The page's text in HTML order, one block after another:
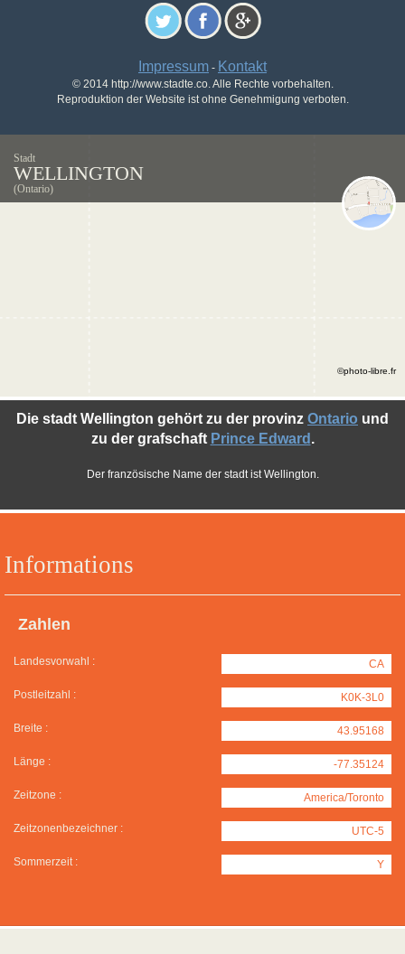
Impressum - Kontakt
© 2014 http://www.stadte.co. Alle Rechte vorbehalten.
Reproduktion der Website ist ohne Genehmigung verboten.
Stadt
WELLINGTON
(Ontario)
Informations
Zahlen
Landesvorwahl : CA
Postleitzahl : K0K-3L0
Breite : 43.95168
Länge : -77.35124
Zeitzone : America/Toronto
Zeitzonenbezeichner : UTC-5
Sommerzeit : Y
Die stadt Wellington gehört zu der provinz Ontario und
zu der grafschaft Prince Edward .
Der französische Name der stadt ist Wellington.
©photo-libre.fr